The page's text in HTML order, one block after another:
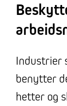
Industrier
benytter
hetter og